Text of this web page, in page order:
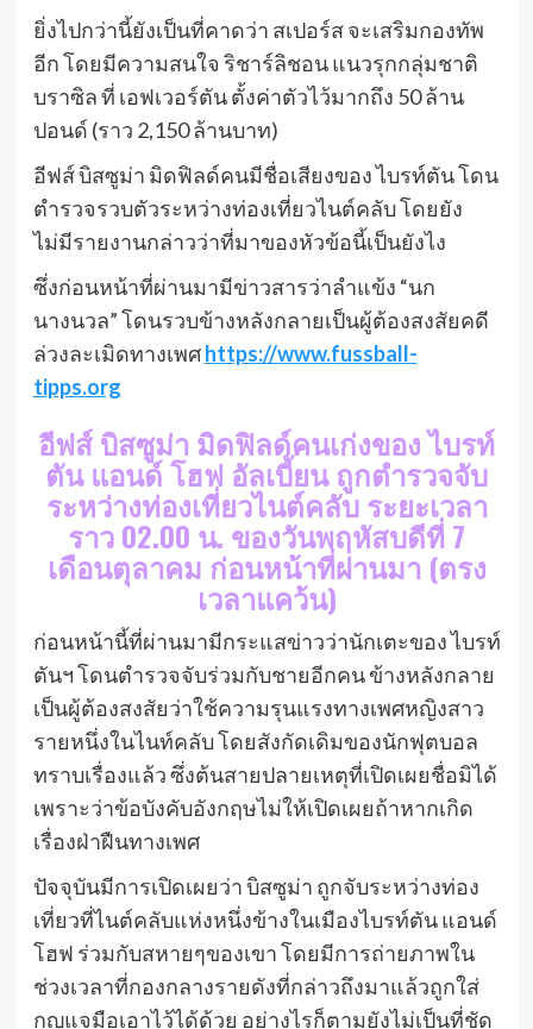
ยิ่งไปกว่านี้ยังเป็นที่คาดว่า สเปอร์ส จะเสริมกองทัพ
อีก โดยมีความสนใจ ริชาร์ลิชอน แนวรุกกลุ่มชาติ
บราซิล ที่ เอฟเวอร์ตัน ตั้งค่าตัวไว้มากถึง 50 ล้าน
ปอนด์ (ราว 2,150 ล้านบาท)
อีฟส์ บิสซูม่า มิดฟิลด์คนมีชื่อเสียงของ ไบรท์ตัน โดน
ตำรวจรวบตัวระหว่างท่องเที่ยวไนต์คลับ โดยยัง
ไม่มีรายงานกล่าวว่าที่มาของหัวข้อนี้เป็นยังไง
ซึ่งก่อนหน้าที่ผ่านมามีข่าวสารว่าลำแข้ง “นก
นางนวล” โดนรวบข้างหลังกลายเป็นผู้ต้องสงสัยคดี
ล่วงละเมิดทางเพศhttps://www.fussball-
tipps.org
อีฟส์ บิสซูม่า มิดฟิลด์คนเก่งของ ไบรท์
ตัน แอนด์ โฮฟ อัลเบี้ยน ถูกตำรวจจับ
ระหว่างท่องเที่ยวไนต์คลับ ระยะเวลา
ราว 02.00 น. ของวันพฤหัสบดีที่ 7
เดือนตุลาคม ก่อนหน้าที่ผ่านมา (ตรง
เวลาแคว้น)
ก่อนหน้านี้ที่ผ่านมามีกระแสข่าวว่านักเตะของ ไบรท์
ตันฯ โดนตำรวจจับร่วมกับชายอีกคน ข้างหลังกลาย
เป็นผู้ต้องสงสัยว่าใช้ความรุนแรงทางเพศหญิงสาว
รายหนึ่งในไนท์คลับ โดยสังกัดเดิมของนักฟุตบอล
ทราบเรื่องแล้ว ซึ่งต้นสายปลายเหตุที่เปิดเผยชื่อมิได้
เพราะว่าข้อบังคับอังกฤษไม่ให้เปิดเผยถ้าหากเกิด
เรื่องฝ่าฝืนทางเพศ
ปัจจุบันมีการเปิดเผยว่า บิสซูม่า ถูกจับระหว่างท่อง
เที่ยวที่ไนต์คลับแห่งหนึ่งข้างในเมืองไบรท์ตัน แอนด์
โฮฟ ร่วมกับสหายๆของเขา โดยมีการถ่ายภาพใน
ช่วงเวลาที่กองกลางรายดังที่กล่าวถึงมาแล้วถูกใส่
กุญแจมือเอาไว้ได้ด้วย อย่างไรก็ตามยังไม่เป็นที่ชัด